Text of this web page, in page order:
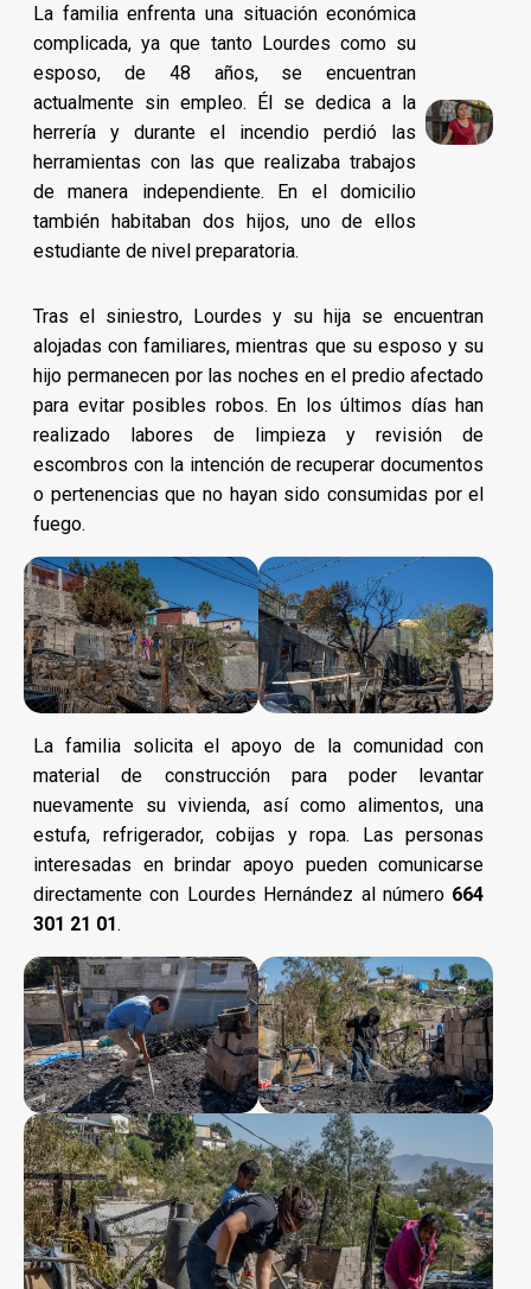
La familia enfrenta una situación económica
complicada, ya que tanto Lourdes como su
esposo, de 48 años, se encuentran
actualmente sin empleo. Él se dedica a la
herrería y durante el incendio perdió las
herramientas con las que realizaba trabajos
de manera independiente. En el domicilio
también habitaban dos hijos, uno de ellos
estudiante de nivel preparatoria.
Tras el siniestro, Lourdes y su hija se encuentran
alojadas con familiares, mientras que su esposo y su
hijo permanecen por las noches en el predio afectado
para evitar posibles robos. En los últimos días han
realizado labores de limpieza y revisión de
escombros con la intención de recuperar documentos
o pertenencias que no hayan sido consumidas por el
fuego.
La familia solicita el apoyo de la comunidad con
material de construcción para poder levantar
nuevamente su vivienda, así como alimentos, una
estufa, refrigerador, cobijas y ropa. Las personas
interesadas en brindar apoyo pueden comunicarse
directamente con Lourdes Hernández al número 664
301 21 01.